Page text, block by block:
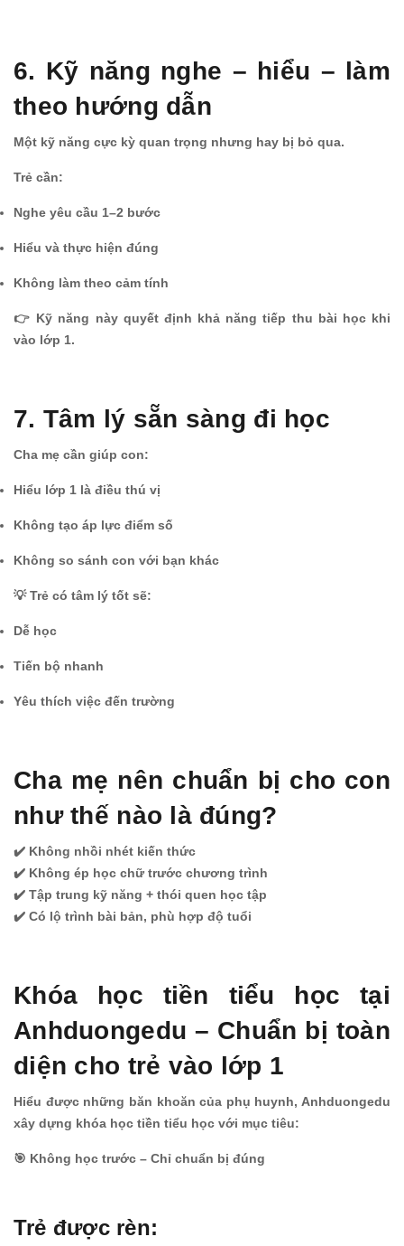
6. Kỹ năng nghe – hiểu – làm
theo hướng dẫn
Một kỹ năng cực kỳ quan trọng nhưng hay bị bỏ qua.
Trẻ cần:
Nghe yêu cầu 1–2 bước
Hiểu và thực hiện đúng
Không làm theo cảm tính
👉 Kỹ năng này quyết định khả năng tiếp thu bài học khi
vào lớp 1.
7. Tâm lý sẵn sàng đi học
Cha mẹ cần giúp con:
Hiểu lớp 1 là điều thú vị
Không tạo áp lực điểm số
Không so sánh con với bạn khác
💡 Trẻ có tâm lý tốt sẽ:
Dễ học
Tiến bộ nhanh
Yêu thích việc đến trường
Cha mẹ nên chuẩn bị cho con
như thế nào là đúng?
✔️ Không nhồi nhét kiến thức
✔️ Không ép học chữ trước chương trình
✔️ Tập trung kỹ năng + thói quen học tập
✔️ Có lộ trình bài bản, phù hợp độ tuổi
Khóa học tiền tiểu học tại
Anhduongedu – Chuẩn bị toàn
diện cho trẻ vào lớp 1
Hiểu được những băn khoăn của phụ huynh, Anhduongedu
xây dựng khóa học tiền tiểu học với mục tiêu:
🎯 Không học trước – Chỉ chuẩn bị đúng
Trẻ được rèn: